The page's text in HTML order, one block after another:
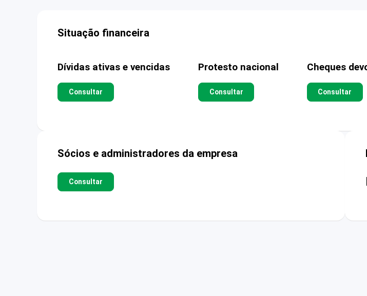
Situação financeira
Dívidas ativas e vencidas
Consultar
Protesto nacional
Consultar
Cheques
Consultar
Sócios e administradores da empresa
Consultar